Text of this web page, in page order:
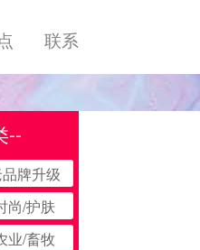
联系
--
牌升级
尚/护肤
业/畜牧